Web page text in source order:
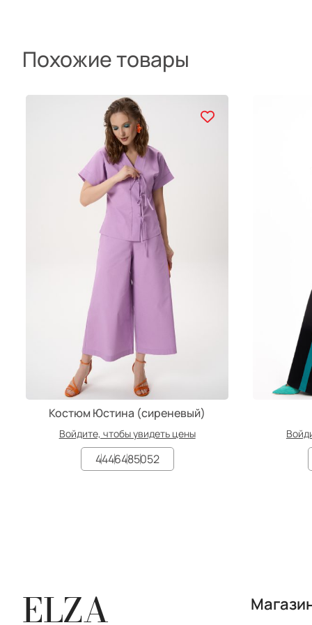
Похожие товары
Костюм Юстина (сиреневый)
Войдите, чтобы увидеть цены
4446485052
ELZA